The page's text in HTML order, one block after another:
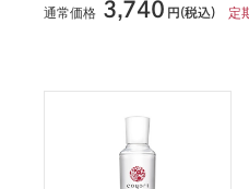
通常価格 3,740 円(税込) 定